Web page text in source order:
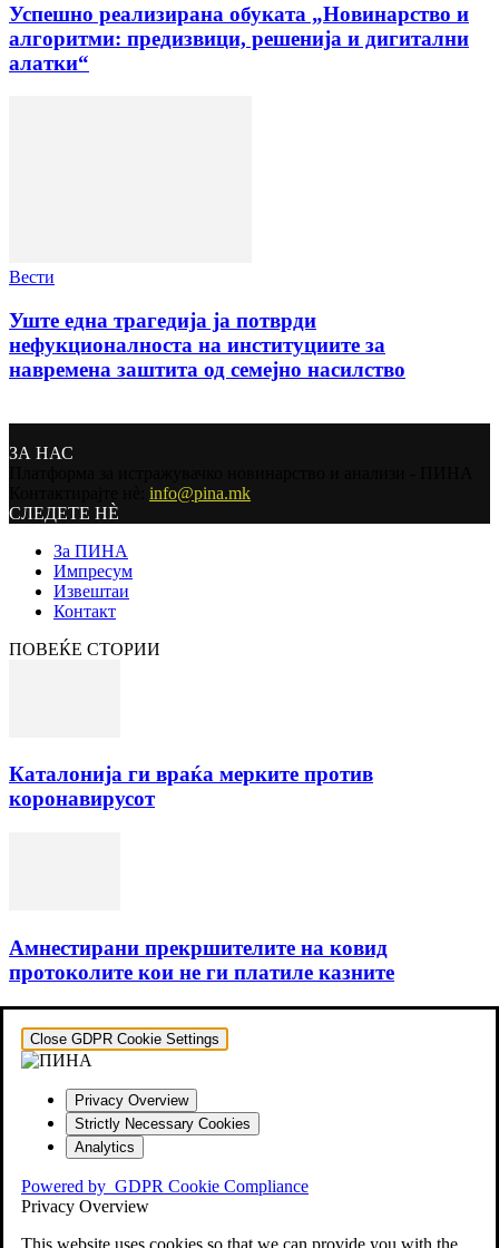
Успешно реализирана обуката „Новинарство и
алгоритми: предизвици, решенија и дигитални
алатки“
Вести
Уште една трагедија ја потврди
нефукционалноста на институциите за
навремена заштита од семејно насилство
ЗА НАС
info@pina.mk
СЛЕДЕТЕ НЀ
За ПИНА
Импресум
Извештаи
Контакт
ПОВЕЌЕ СТОРИИ
Каталонија ги враќа мерките против
коронавирусот
Амнестирани прекршителите на ковид
протоколите кои не ги платиле казните
Close GDPR Cookie Settings
Privacy Overview
Strictly Necessary Cookies
Analytics
Powered by GDPR Cookie Compliance
Privacy Overview
This website uses cookies so that we can provide you with the